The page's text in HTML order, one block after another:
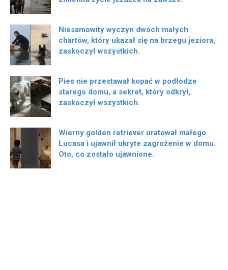
Niesamowity wyczyn dwóch małych
chartów, który ukazał się na brzegu jeziora,
zaskoczył wszystkich.
Pies nie przestawał kopać w podłodze
starego domu, a sekret, który odkrył,
zaskoczył wszystkich.
Wierny golden retriever uratował małego
Lucasa i ujawnił ukryte zagrożenie w domu.
Oto, co zostało ujawnione.